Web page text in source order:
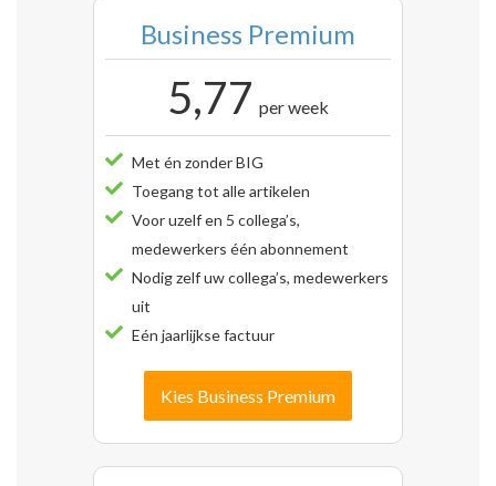
Business Premium
5,77 per week
Met én zonder BIG
Toegang tot alle artikelen
Voor uzelf en 5 collega’s,
medewerkers één abonnement
Nodig zelf uw collega’s, medewerkers
uit
Eén jaarlijkse factuur
Kies Business Premium